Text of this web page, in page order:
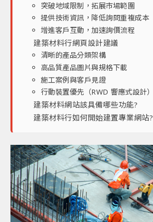
突破地域限制，拓展市場範圍
提供技術資訊，降低詢問重複成本
增進客戶互動，加速詢價流程
建築材料行網頁設計建議
清晰的產品分類架構
高品質產品圖片與規格下載
施工案例與客戶見證
行動裝置優先（RWD 響應式設計）
建築材料網站該具備哪些功能?
建築材料行如何開始建置專業網站?